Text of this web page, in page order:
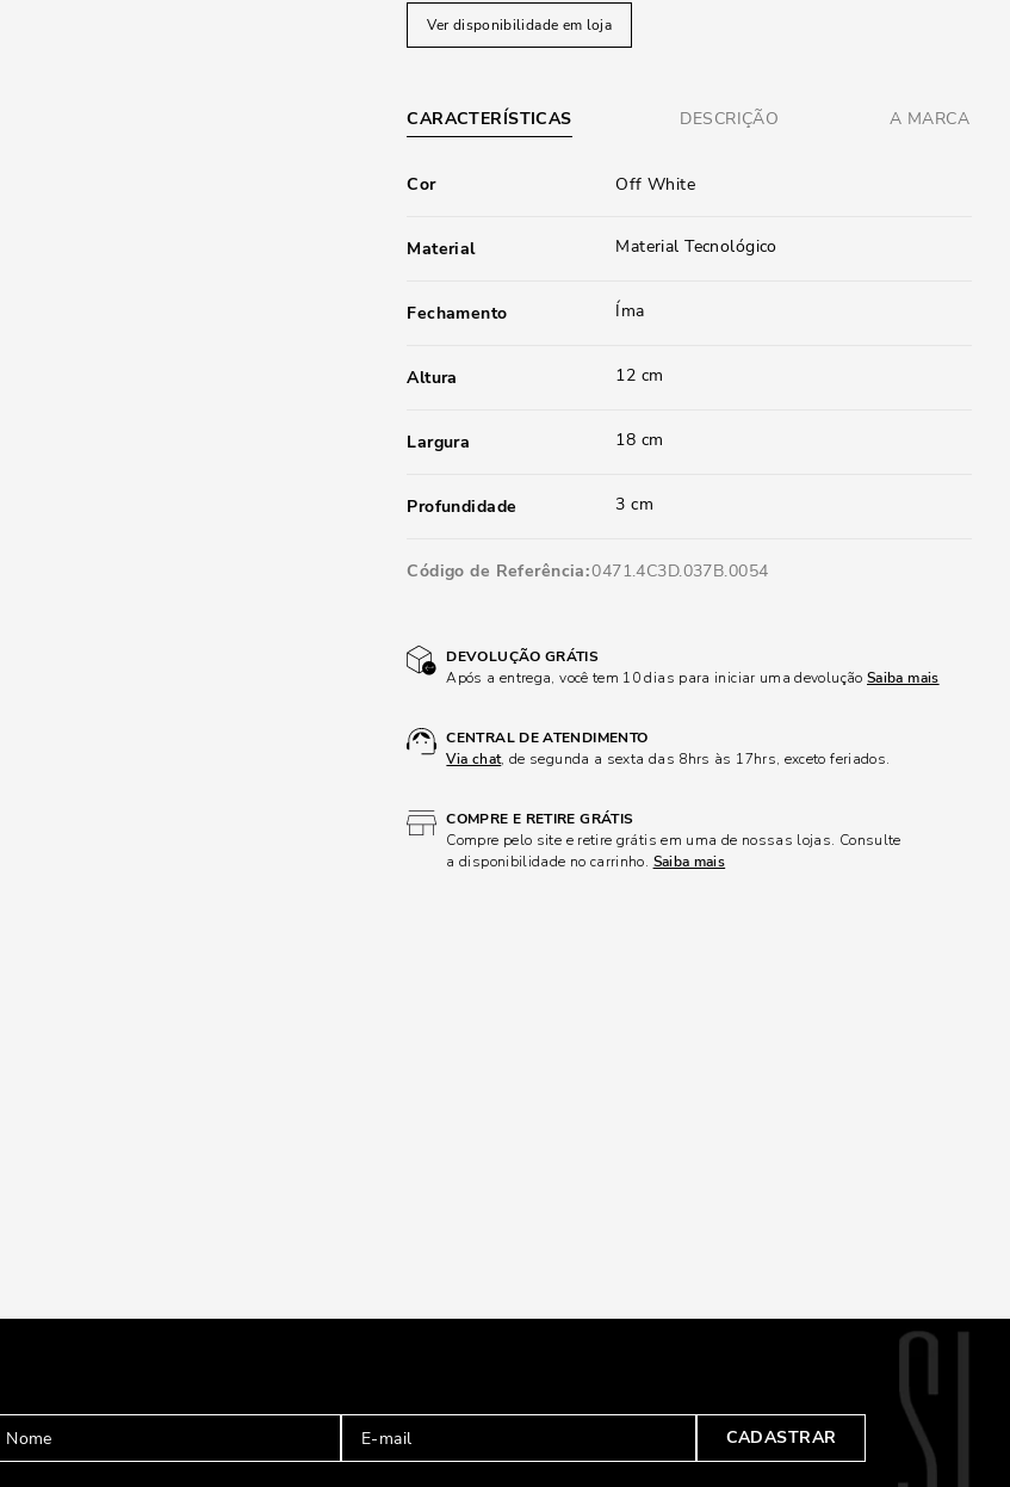
Ver disponibilidade em loja
CARACTERÍSTICAS DESCRIÇÃO A MARCA
Cor Off White
Material Material Tecnológico
Fechamento Íma
Altura 12 cm
Largura 18 cm
Profundidade 3 cm
Código de Referência 0471.4C3D.037B.0054
DEVOLUÇÃO GRÁTIS
Após a entrega, você tem 10 dias para iniciar uma devolução Saiba mais
CENTRAL DE ATENDIMENTO
Via chat, de segunda a sexta das 8hrs às 17hrs, exceto feriados.
COMPRE E RETIRE GRÁTIS
Compre pelo site e retire grátis em uma de nossas lojas. Consulte
a disponibilidade no carrinho. Saiba mais
CADASTRAR